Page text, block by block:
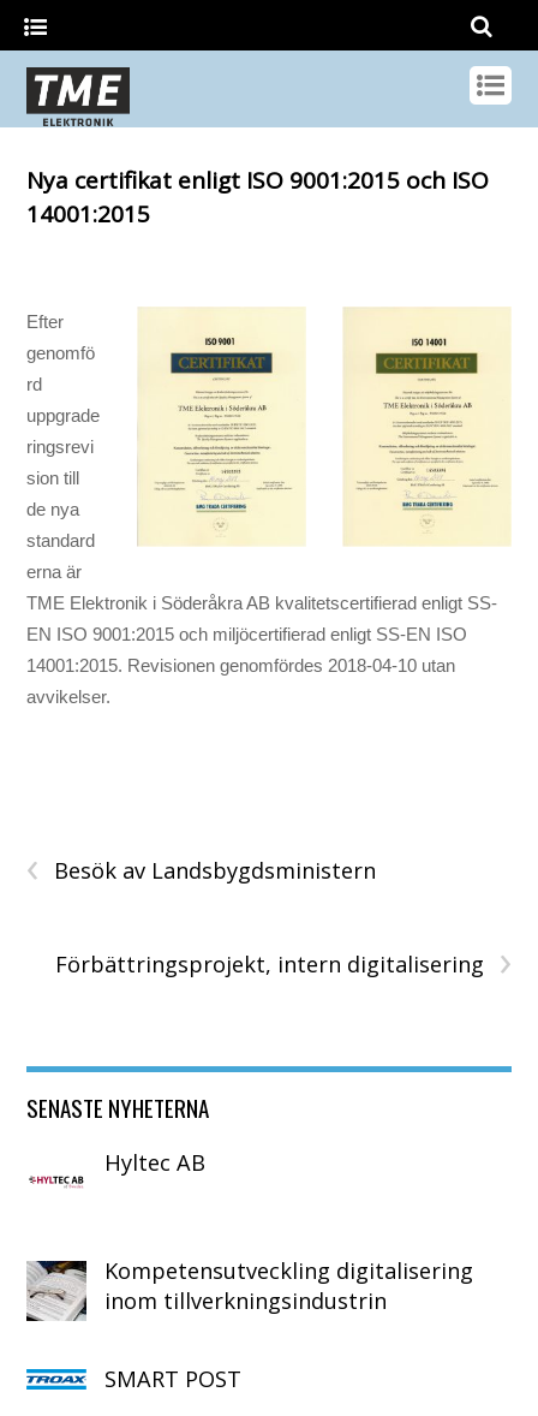
Nya certifikat enligt ISO 9001:2015 och ISO
14001:2015
Efter
genomfö
rd
uppgrade
ringsrevi
sion till
de nya
standard
erna är
TME Elektronik i Söderåkra AB kvalitetscertifierad enligt SS-
EN ISO 9001:2015 och miljöcertifierad enligt SS-EN ISO
14001:2015. Revisionen genomfördes 2018-04-10 utan
avvikelser.
‹ Besök av Landsbygdsministern
›
Förbättringsprojekt, intern digitalisering
SENASTE NYHETERNA
Hyltec AB
Kompetensutveckling digitalisering
inom tillverkningsindustrin
SMART POST